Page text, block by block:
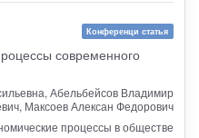
Конференци статья
современного
Абельбейсов Владимир
Максоев Алексан Федорович
процессы в обществе